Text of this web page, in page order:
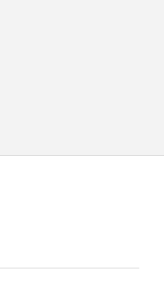
žlica
Mikro
prijamljanje
700g